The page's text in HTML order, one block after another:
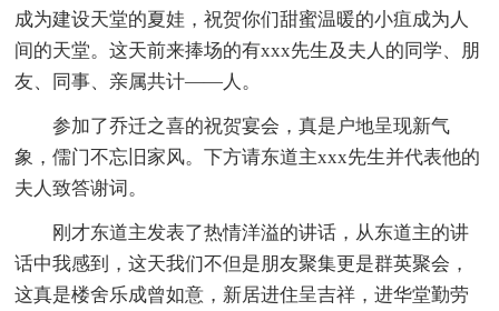
成为建设天堂的夏娃，祝贺你们甜蜜温暖的小疽成为人
间的天堂。这天前来捧场的有xxx先生及夫人的同学、朋
友、同事、亲属共计——人。
参加了乔迁之喜的祝贺宴会，真是户地呈现新气
象，儒门不忘旧家风。下方请东道主xxx先生并代表他的
夫人致答谢词。
刚才东道主发表了热情洋溢的讲话，从东道主的讲
话中我感到，这天我们不但是朋友聚集更是群英聚会，
这真是楼舍乐成曾如意，新居进住呈吉祥，进华堂勤劳